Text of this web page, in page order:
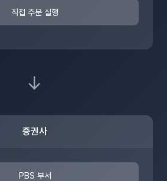
직접 주문 실행
→
증권사
PBS 부서